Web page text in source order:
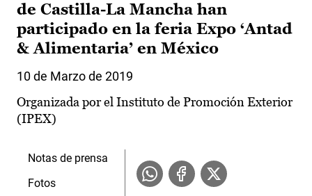
de Castilla-La Mancha han
participado en la feria Expo ‘Antad
& Alimentaria’ en México
10 de Marzo de 2019
Organizada por el Instituto de Promoción Exterior
(IPEX)
Notas de prensa
Fotos